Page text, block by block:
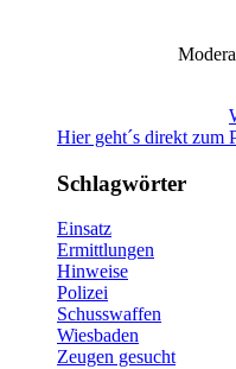
Hier geht´s direkt zum
Schlagwörter
Einsatz
Ermittlungen
Hinweise
Polizei
Schusswaffen
Wiesbaden
Zeugen gesucht